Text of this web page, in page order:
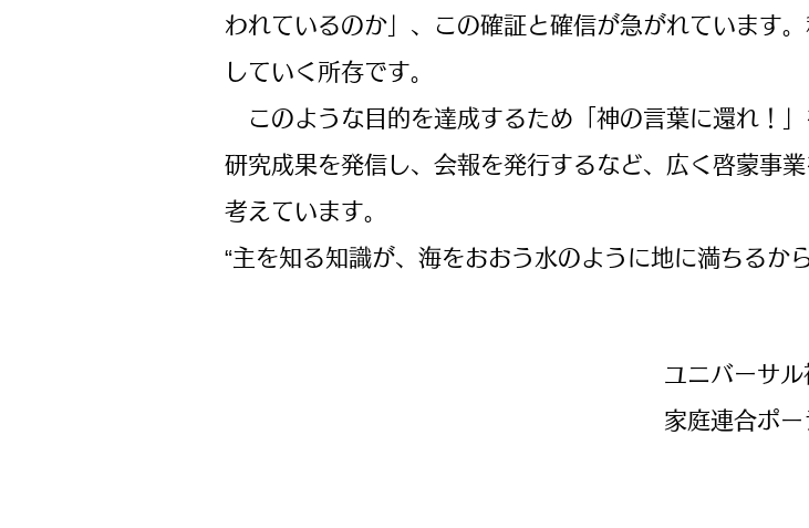
われているのか」、この確証と確信が急がれています
していく所存です。
このような目的を達成するため「神の言葉に還れ！」
研究成果を発信し、会報を発行するなど、広く啓蒙事
考えています。
“主を知る知識が、海をおおう水のように地に満ちるか
ユニバーサ
家庭連合ポ